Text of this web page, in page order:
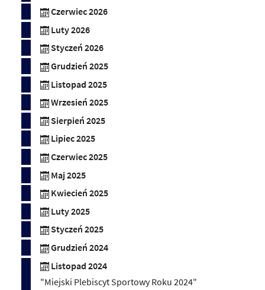
Czerwiec 2026
Luty 2026
Styczeń 2026
Grudzień 2025
Listopad 2025
Wrzesień 2025
Sierpień 2025
Lipiec 2025
Czerwiec 2025
Maj 2025
Kwiecień 2025
Luty 2025
Styczeń 2025
Grudzień 2024
Listopad 2024
"Miejski Plebiscyt Sportowy Roku 2024"